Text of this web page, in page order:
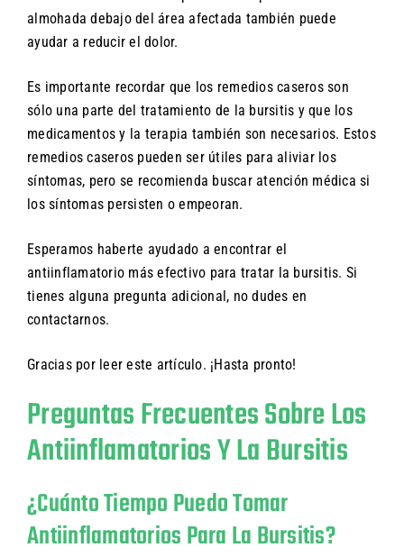
almohada debajo del área afectada también puede
ayudar a reducir el dolor.
Es importante recordar que los remedios caseros son
sólo una parte del tratamiento de la bursitis y que los
medicamentos y la terapia también son necesarios. Estos
remedios caseros pueden ser útiles para aliviar los
síntomas, pero se recomienda buscar atención médica si
los síntomas persisten o empeoran.
Esperamos haberte ayudado a encontrar el
antiinflamatorio más efectivo para tratar la bursitis. Si
tienes alguna pregunta adicional, no dudes en
contactarnos.
Gracias por leer este artículo. ¡Hasta pronto!
Preguntas Frecuentes Sobre Los
Antiinflamatorios Y La Bursitis
¿Cuánto Tiempo Puedo Tomar
Antiinflamatorios Para La Bursitis?